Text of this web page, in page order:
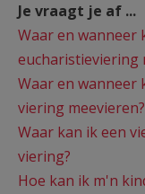
Je vraagt je af ...
Waar en wanneer
eucharistieviering
Waar en wanneer
viering meevieren?
Waar kan ik een
viering?
Hoe kan ik m'n